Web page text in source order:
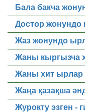
Бала бакча
Достор жонундо
Жаз жонундо
Жаны кыргызча
Жаны хит ырлар
Жаңа қазақша
Журокту эзген -